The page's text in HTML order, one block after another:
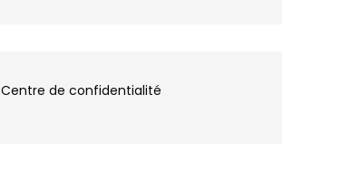
Centre de confidentialité